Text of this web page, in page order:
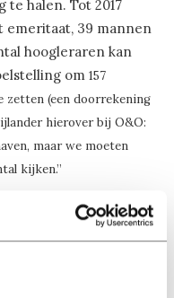
halen. Tot 2017
emeritaat, 39 mannen
hoogleraren kan
om 157
(een doorrekening
hierover bij O&O:
maar we moeten
kijken.”
is toegevoegd dat er
opgericht kunnen
opheffen. Het is niet